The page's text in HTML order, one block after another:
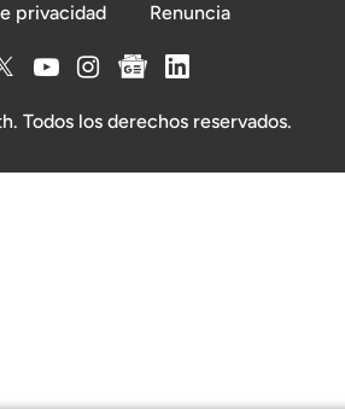
privacidad Renuncia
Todos los derechos reservados.